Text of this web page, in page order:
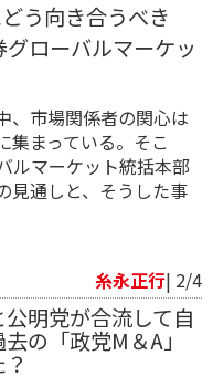
う向き合うべき
ローバルマーケッ
、市場関係者の関心は
集まっている。そこ
ルマーケット統括本部
見通しと、そうした事
糸永正行| 2/4
明党が合流して自
の「政党M＆A」